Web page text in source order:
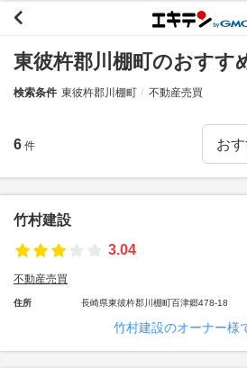
東彼杵郡川棚町のおすす
検索条件 東彼杵郡川棚町 不動産売買
6 件
竹村建設
3.04
不動産売買
住所 長崎県東彼杵郡川棚町百津郷478-18
竹村建設のオーナー様